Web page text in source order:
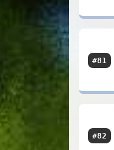
#81
#82